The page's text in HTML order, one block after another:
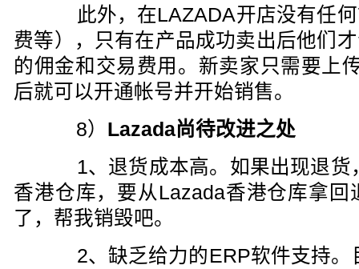
此外，在LAZADA开店没有任何
费等），只有在产品成功卖出后他们
的佣金和交易费用。新卖家只需要上
后就可以开通帐号并开始销售。
8） Lazada尚待改进之处
1、退货成本高。如果出现退货
香港仓库，要从Lazada香港仓库拿
了，帮我销毁吧。
2、缺乏给力的ERP软件支持。